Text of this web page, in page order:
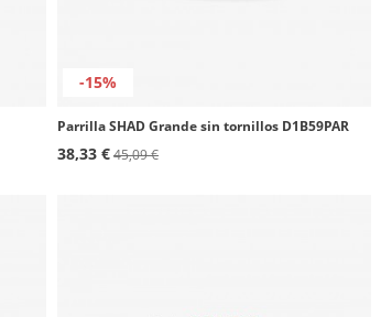
-15%
Parrilla SHAD Grande sin tornillos D1B59PAR
38,33 €45,09 €